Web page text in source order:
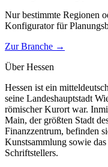
Nur bestimmte Regionen
Konfigurator für
Zur Branche →
ÜberHessen
Hessen ist ein
seine Landeshauptstadt
römischer Kurort war.
Main, der größten Stadt
Finanzzentrum, befinden
Kunstsammlung sowie
Schriftstellers.